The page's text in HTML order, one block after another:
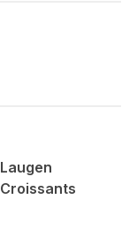
Laugen
Croissants